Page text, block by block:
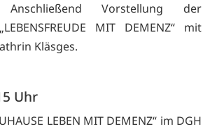
Vorstellung der
MIT DEMENZ“ mit
Kläsges.
Uhr
LEBEN MIT DEMENZ“ im DGH